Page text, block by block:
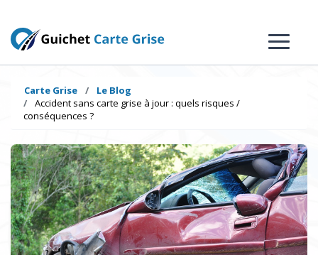
Carte Grise
Le Blog
Accident sans carte grise à jour : quels risques /
conséquences ?